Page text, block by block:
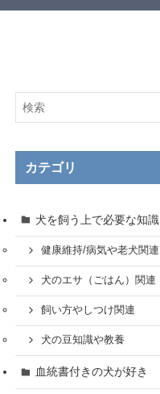
カテゴリ
犬を飼う上で必要な知識
健康維持/病気や老犬関連
犬のエサ（ごはん）関連
飼い方やしつけ関連
犬の豆知識や教養
血統書付きの犬が好き